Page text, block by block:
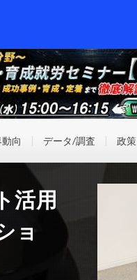
向 データ/調査 政策
活用
ョ